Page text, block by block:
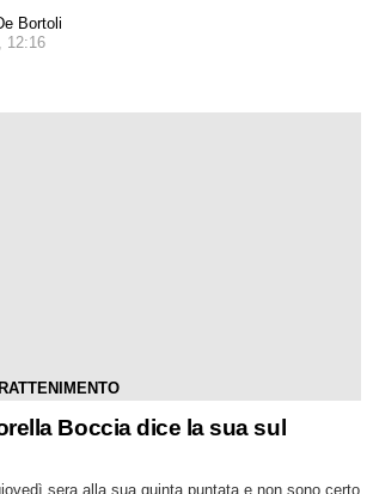
Bortoli
12:16
Boccia dice la sua sul
sera alla sua quinta puntata e non sono certo